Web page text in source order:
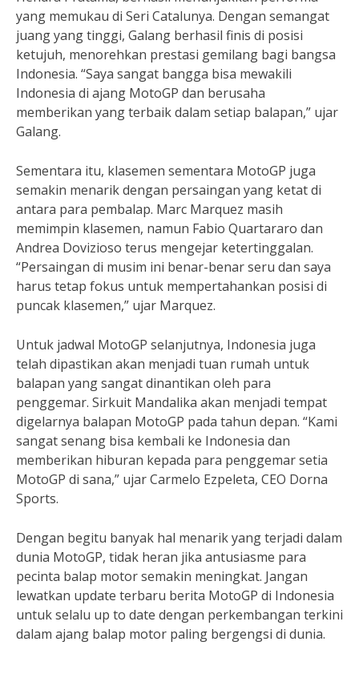
yang memukau di Seri Catalunya. Dengan semangat
juang yang tinggi, Galang berhasil finis di posisi
ketujuh, menorehkan prestasi gemilang bagi bangsa
Indonesia. “Saya sangat bangga bisa mewakili
Indonesia di ajang MotoGP dan berusaha
memberikan yang terbaik dalam setiap balapan,” ujar
Galang.
Sementara itu, klasemen sementara MotoGP juga
semakin menarik dengan persaingan yang ketat di
antara para pembalap. Marc Marquez masih
memimpin klasemen, namun Fabio Quartararo dan
Andrea Dovizioso terus mengejar ketertinggalan.
“Persaingan di musim ini benar-benar seru dan saya
harus tetap fokus untuk mempertahankan posisi di
puncak klasemen,” ujar Marquez.
Untuk jadwal MotoGP selanjutnya, Indonesia juga
telah dipastikan akan menjadi tuan rumah untuk
balapan yang sangat dinantikan oleh para
penggemar. Sirkuit Mandalika akan menjadi tempat
digelarnya balapan MotoGP pada tahun depan. “Kami
sangat senang bisa kembali ke Indonesia dan
memberikan hiburan kepada para penggemar setia
MotoGP di sana,” ujar Carmelo Ezpeleta, CEO Dorna
Sports.
Dengan begitu banyak hal menarik yang terjadi dalam
dunia MotoGP, tidak heran jika antusiasme para
pecinta balap motor semakin meningkat. Jangan
lewatkan update terbaru berita MotoGP di Indonesia
untuk selalu up to date dengan perkembangan terkini
dalam ajang balap motor paling bergengsi di dunia.